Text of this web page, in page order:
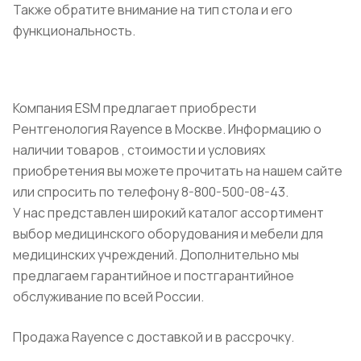
Также обратите внимание на тип стола и его
функциональность.
Компания ESM предлагает приобрести
Рентгенология Rayence в Москве. Информацию о
наличии товаров , стоимости и условиях
приобретения вы можете прочитать на нашем сайте
или спросить по телефону 8-800-500-08-43.
У нас представлен широкий каталог ассортимент
выбор медицинского оборудования и мебели для
медицинских учреждений. Дополнительно мы
предлагаем гарантийное и постгарантийное
обслуживание по всей России.
Продажа Rayence с доставкой и в рассрочку.